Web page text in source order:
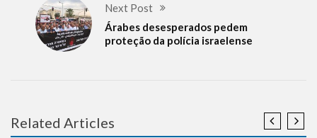
Next Post
Árabes desesperados pedem
proteção da polícia israelense
Related Articles
BREAKING NEWS CURIOSIDADES HISTÓRIA